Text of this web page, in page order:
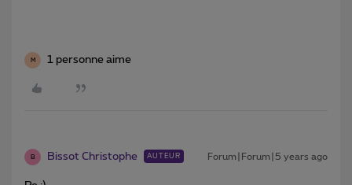
M 1 personne aime
B Bissot Christophe AUTEUR Forum|Forum|5 years ago